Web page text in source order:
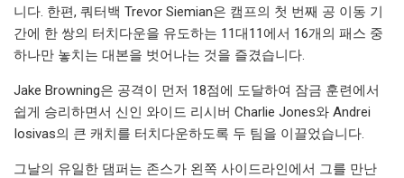
니다. 한편, 쿼터백 Trevor Siemian은 캠프의 첫 번째 공 이동 기
간에 한 쌍의 터치다운을 유도하는 11대11에서 16개의 패스 중
하나만 놓치는 대본을 벗어나는 것을 즐겼습니다.
Jake Browning은 공격이 먼저 18점에 도달하여 잠금 훈련에서
쉽게 승리하면서 신인 와이드 리시버 Charlie Jones와 Andrei
Iosivas의 큰 캐치를 터치다운하도록 두 팀을 이끌었습니다.
그날의 유일한 댐퍼는 존스가 왼쪽 사이드라인에서 그를 만난